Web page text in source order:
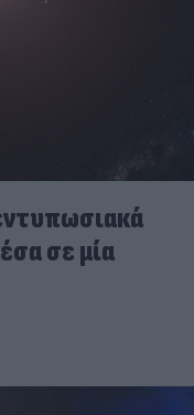
σε μία